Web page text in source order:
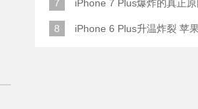
7 iPhone 7 Plus爆炸的真正原因原来是
8 iPhone 6 Plus升温炸裂 苹果赔了一部全新的